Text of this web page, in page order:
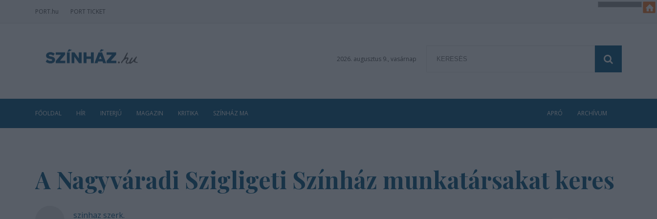
PORT.hu PORT TICKET
2026. augusztus 9., vasárnap
FŐOLDAL HÍR INTERJÚ MAGAZIN KRITIKA SZÍNHÁZ MA APRÓ ARCHÍVUM
A Nagyváradi Szigligeti Színház munkatársakat keres
szinhaz szerk.